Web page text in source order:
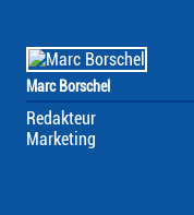
Marc Borschel
Redakteur
Marketing